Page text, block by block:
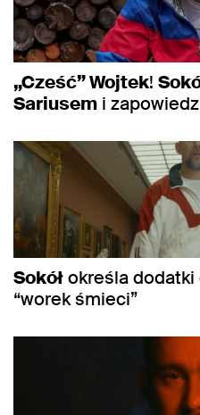
„Cześć” Wojtek!
Sariusem i
Sokółokreśla
“worek śmieci”